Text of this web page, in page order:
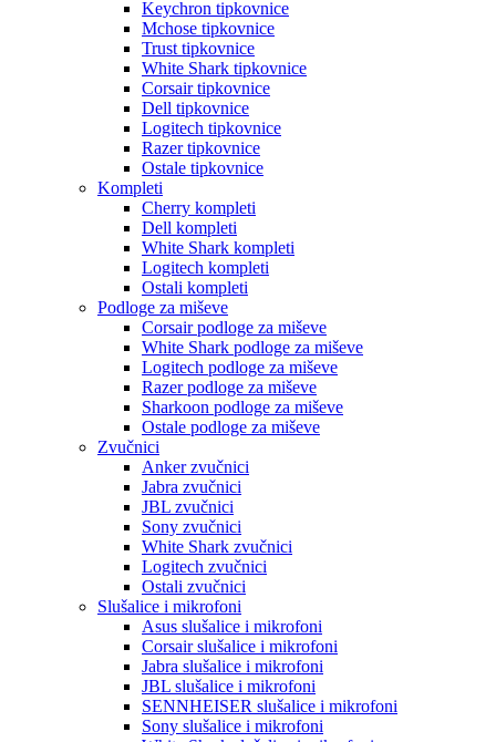
Keychron tipkovnice
Mchose tipkovnice
Trust tipkovnice
White Shark tipkovnice
Corsair tipkovnice
Dell tipkovnice
Logitech tipkovnice
Razer tipkovnice
Ostale tipkovnice
Kompleti
Cherry kompleti
Dell kompleti
White Shark kompleti
Logitech kompleti
Ostali kompleti
Podloge za miševe
Corsair podloge za miševe
White Shark podloge za miševe
Logitech podloge za miševe
Razer podloge za miševe
Sharkoon podloge za miševe
Ostale podloge za miševe
Zvučnici
Anker zvučnici
Jabra zvučnici
JBL zvučnici
Sony zvučnici
White Shark zvučnici
Logitech zvučnici
Ostali zvučnici
Slušalice i mikrofoni
Asus slušalice i mikrofoni
Corsair slušalice i mikrofoni
Jabra slušalice i mikrofoni
JBL slušalice i mikrofoni
SENNHEISER slušalice i mikrofoni
Sony slušalice i mikrofoni